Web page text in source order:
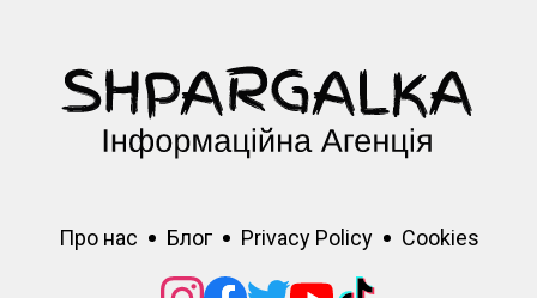
Про нас Блог Privacy Policy Cookies